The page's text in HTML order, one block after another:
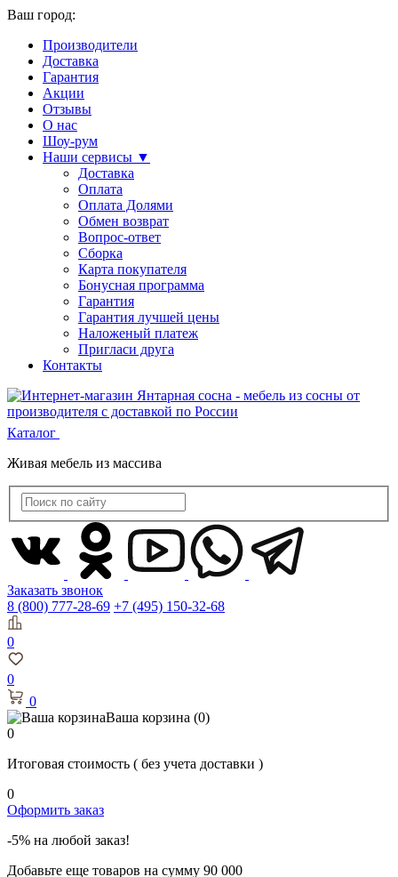
Ваш город:
Производители
Доставка
Гарантия
Акции
Отзывы
О нас
Шоу-рум
Наши сервисы ▼
Доставка
Оплата
Оплата Долями
Обмен возврат
Вопрос-ответ
Сборка
Карта покупателя
Бонусная программа
Гарантия
Гарантия лучшей цены
Наложеный платеж
Пригласи друга
Контакты
Каталог
Живая мебель из массива
Заказать звонок
8 (800) 777-28-69 +7 (495) 150-32-68
0
0
0
Ваша корзина (0)
0
Итоговая стоимость ( без учета доставки )
0
Оформить заказ
-5% на любой заказ!
Добавьте еще товаров на сумму 90 000